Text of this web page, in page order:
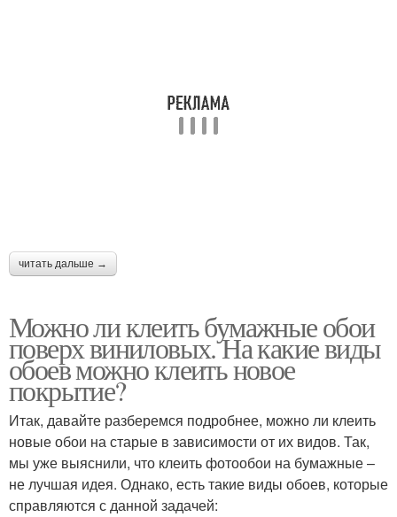
читать дальше →
Можно ли клеить бумажные обои
поверх виниловых. На какие виды
обоев можно клеить новое
покрытие?
Итак, давайте разберемся подробнее, можно ли клеить
новые обои на старые в зависимости от их видов. Так,
мы уже выяснили, что клеить фотообои на бумажные –
не лучшая идея. Однако, есть такие виды обоев, которые
справляются с данной задачей: